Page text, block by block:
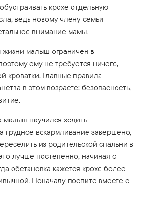
крохе отдельную
ведь новому члену семьи
внимание мамы.
малыш ограничен в
ему не требуется ничего,
кроватки. Главные правила
в этом возрасте: безопасность,
малыш научился ходить
грудное вскармливание завершено,
из родительской спальни в
лучше постепенно, начиная с
обстановка кажется крохе более
Поначалу поспите вместе с